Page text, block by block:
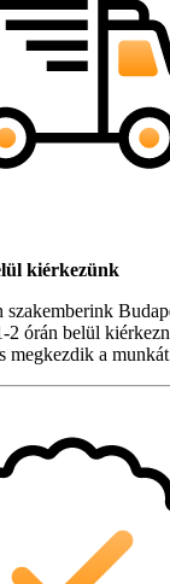
kiérkezünk
szakemberink
2 órán belül
megkezdik a